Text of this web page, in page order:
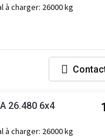
à charger: 26000 kg
26.480 6x4
à charger: 26000 kg